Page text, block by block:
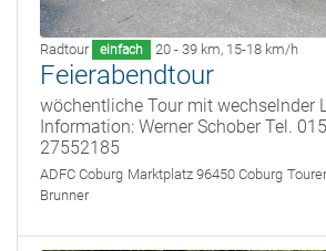
Radtour einfach 20 - 39 km, 15-18 km/h
Feierabendtour
wöchentliche Tour mit wechselnder
Information: Werner Schober Tel.
27552185
ADFC Coburg Marktplatz 96450 Coburg
Brunner